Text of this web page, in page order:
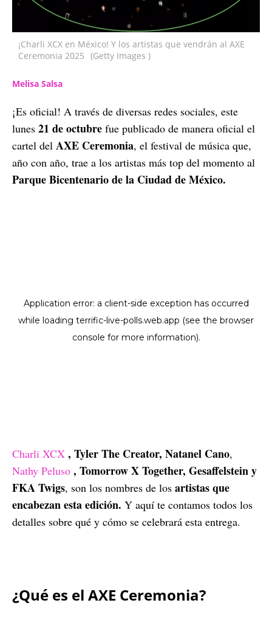
¡Charli XCX en México! Y los artistas que vendrán al AXE
Ceremonia 2025 (Getty Images )
Melisa Salsa
¡Es oficial! A través de diversas redes sociales, este
lunes 21 de octubre fue publicado de manera oficial el
cartel del AXE Ceremonia, el festival de música que,
año con año, trae a los artistas más top del momento al
Parque Bicentenario de la Ciudad de México.
Charli XCX , Tyler The Creator, Natanel Cano,
Nathy Peluso , Tomorrow X Together, Gesaffelstein y
FKA Twigs, son los nombres de los artistas que
encabezan esta edición. Y aquí te contamos todos los
detalles sobre qué y cómo se celebrará esta entrega.
¿Qué es el AXE Ceremonia?